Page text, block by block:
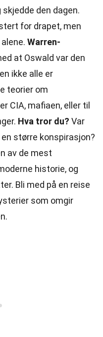
den dagen.
for drapet, men
Warren-
at Oswald var den
ikke alle er
teorier om
CIA, mafiaen, eller til
Hva tror du? Var
større konspirasjon?
av de mest
historie, og
Bli med på en reise
som omgir